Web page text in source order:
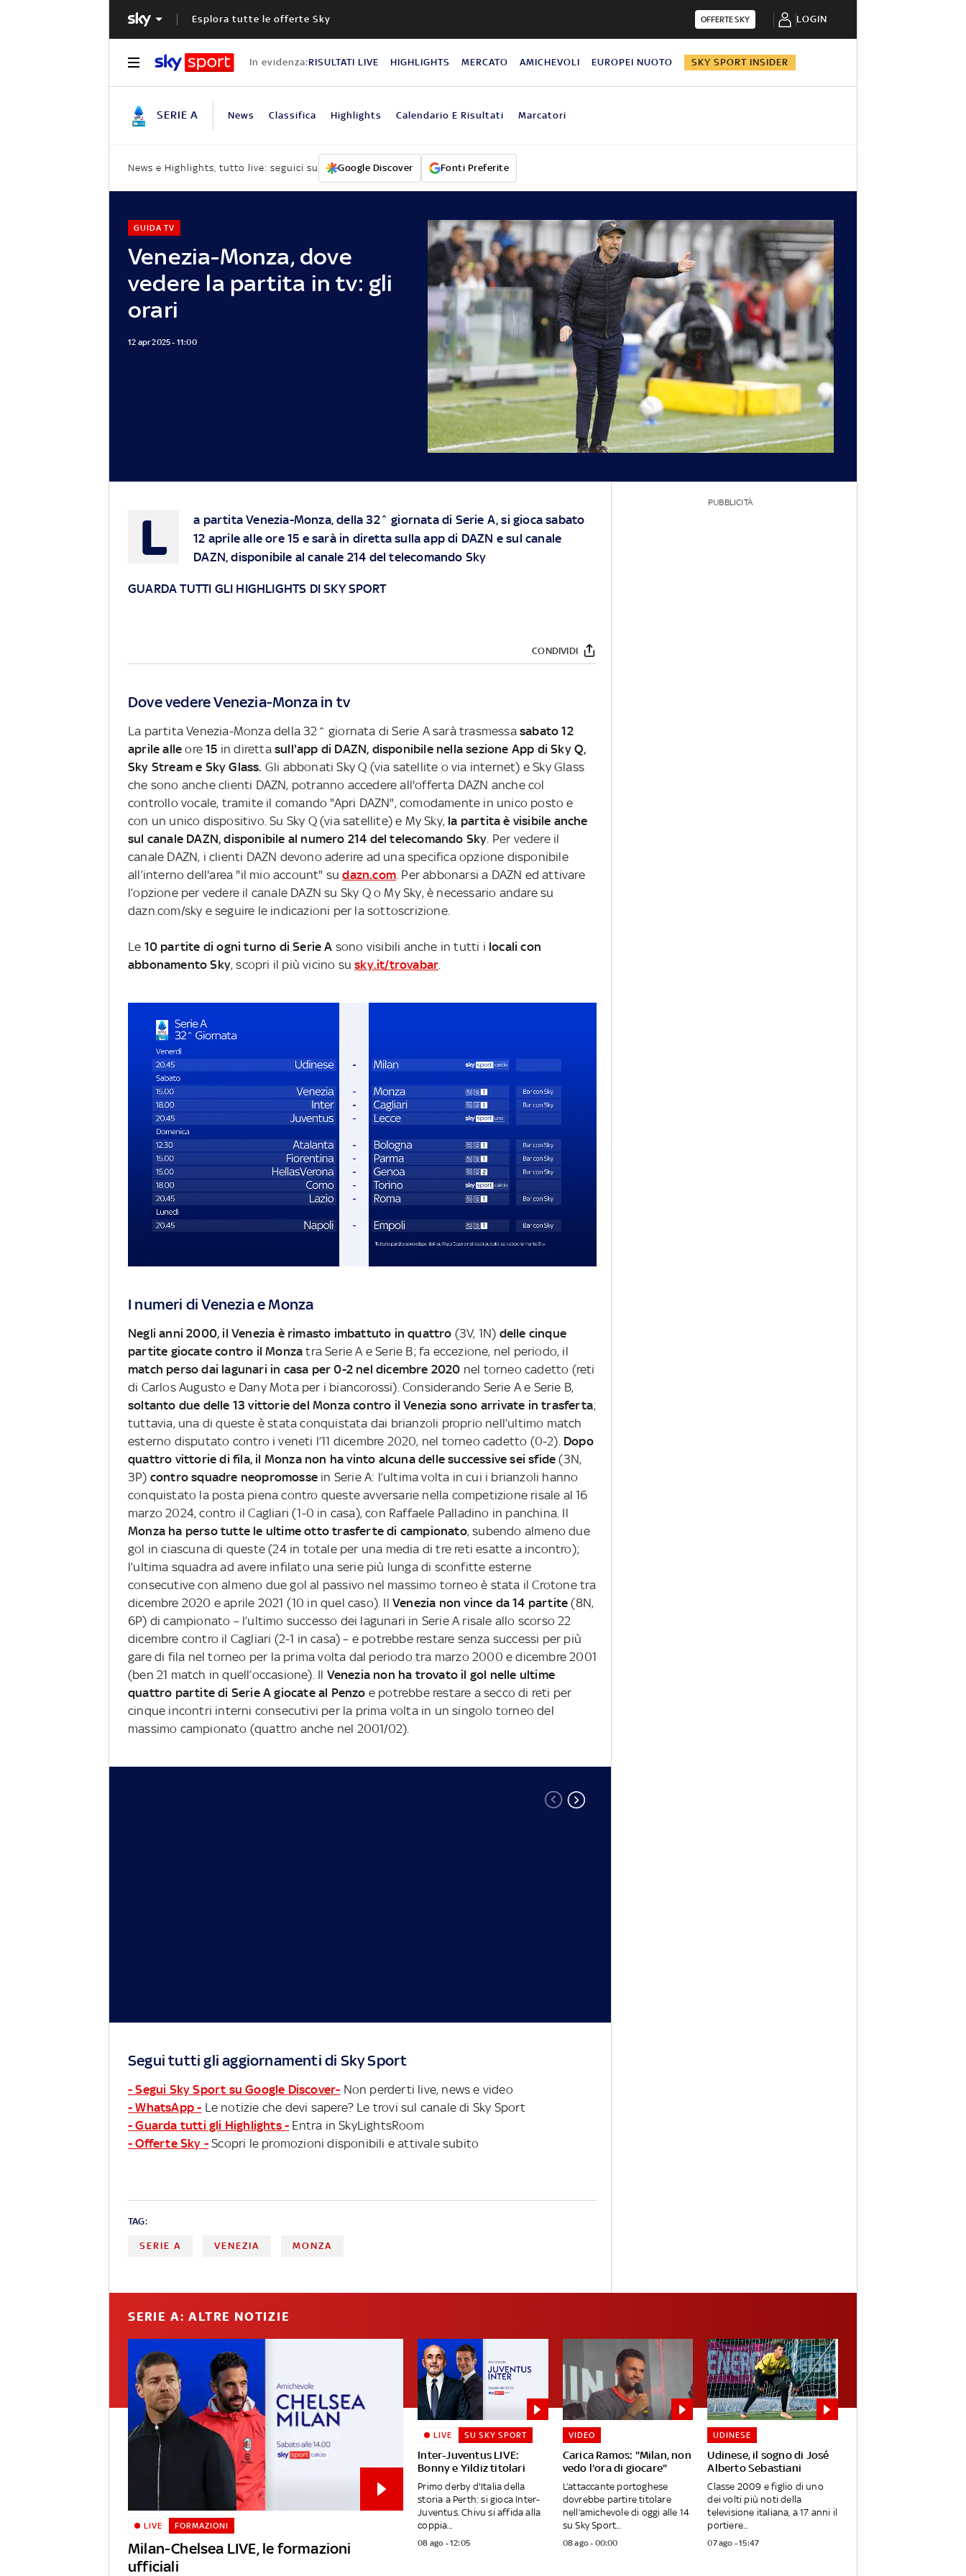
Esplora tutte le offerte Sky OFFERTE SKY LOGIN
In evidenza:RISULTATI LIVE HIGHLIGHTS MERCATO AMICHEVOLI EUROPEI NUOTO SKY SPORT INSIDER
SERIE A News Classifica Highlights Calendario E Risultati Marcatori
News e Highlights, tutto live: seguici su Google Discover Fonti Preferite
Venezia-Monza, dove
vedere la partita in tv: gli
orari
GUIDA TV
12 apr 2025 - 11:00
L
a partita Venezia-Monza, della 32^ giornata di Serie A, si gioca sabato
12 aprile alle ore 15 e sarà in diretta sulla app di DAZN e sul canale
DAZN, disponibile al canale 214 del telecomando Sky
GUARDA TUTTI GLI HIGHLIGHTS DI SKY SPORT
CONDIVIDI
Dove vedere Venezia-Monza in tv
La partita Venezia-Monza della 32^ giornata di Serie A sarà trasmessa sabato 12
aprile alle ore 15 in direttasull'app di DAZN, disponibile nella sezione App di Sky Q,
Sky Stream e Sky Glass. Gli abbonati Sky Q (via satellite o via internet) e Sky Glass
che sono anche clienti DAZN, potranno accedere all'offerta DAZN anche col
controllo vocale, tramite il comando "Apri DAZN", comodamente in unico posto e
con un unico dispositivo. Su Sky Q (via satellite) e My Sky, la partita è visibile anche
sul canale DAZN, disponibile al numero 214 del telecomando Sky. Per vedere il
canale DAZN, i clienti DAZN devono aderire ad una specifica opzione disponibile
all’interno dell'area "il mio account" sudazn.com. Per abbonarsi a DAZN ed attivare
l’opzione per vedere il canale DAZN su Sky Q o My Sky, è necessario andare su
dazn.com/sky e seguire le indicazioni per la sottoscrizione.
Le 10 partite di ogni turno di Serie A sono visibili anche in tutti i locali con
abbonamento Sky, scopri il più vicino susky.it/trovabar.
I numeri di Venezia e Monza
Negli anni 2000, il Venezia è rimasto imbattuto in quattro (3V, 1N) delle cinque
partite giocate contro il Monza tra Serie A e Serie B; fa eccezione, nel periodo, il
match perso dai lagunari in casa per 0-2 nel dicembre 2020 nel torneo cadetto (reti
di Carlos Augusto e Dany Mota per i biancorossi). Considerando Serie A e Serie B,
soltanto due delle 13 vittorie del Monza contro il Venezia sono arrivate in trasferta;
tuttavia, una di queste è stata conquistata dai brianzoli proprio nell’ultimo match
esterno disputato contro i veneti l’11 dicembre 2020, nel torneo cadetto (0-2). Dopo
quattro vittorie di fila, il Monza non ha vinto alcuna delle successive sei sfide (3N,
3P) contro squadre neopromosse in Serie A: l’ultima volta in cui i brianzoli hanno
conquistato la posta piena contro queste avversarie nella competizione risale al 16
marzo 2024, contro il Cagliari (1-0 in casa), con Raffaele Palladino in panchina. Il
Monza ha perso tutte le ultime otto trasferte di campionato, subendo almeno due
gol in ciascuna di queste (24 in totale per una media di tre reti esatte a incontro);
l’ultima squadra ad avere infilato una serie più lunga di sconfitte esterne
consecutive con almeno due gol al passivo nel massimo torneo è stata il Crotone tra
dicembre 2020 e aprile 2021 (10 in quel caso). Il Venezia non vince da 14 partite(8N,
6P) di campionato – l’ultimo successo dei lagunari in Serie A risale allo scorso 22
dicembre contro il Cagliari (2-1 in casa) – e potrebbe restare senza successi per più
gare di fila nel torneo per la prima volta dal periodo tra marzo 2000 e dicembre 2001
(ben 21 match in quell’occasione). Il Venezia non ha trovato il gol nelle ultime
quattro partite di Serie A giocate al Penzo e potrebbe restare a secco di reti per
cinque incontri interni consecutivi per la prima volta in un singolo torneo del
massimo campionato (quattro anche nel 2001/02).
Segui tutti gli aggiornamenti di Sky Sport
- Segui Sky Sport su Google Discover- Non perderti live, news e video
- WhatsApp - Le notizie che devi sapere? Le trovi sul canale di Sky Sport
- Guarda tutti gli Highlights - Entra in SkyLightsRoom
- Offerte Sky - Scopri le promozioni disponibili e attivale subito
TAG:
SERIE A VENEZIA MONZA
PUBBLICITÀ
SERIE A: ALTRE NOTIZIE
Milan-Chelsea LIVE, le formazioni
ufficiali
LIVE FORMAZIONI
Inter-Juventus LIVE:
Bonny e Yildiz titolari
LIVE SU SKY SPORT
Primo derby d'Italia della
storia a Perth: si gioca Inter-
Juventus. Chivu si affida alla
coppia...
08 ago - 12:05
Carica Ramos: "Milan, non
vedo l'ora di giocare"
VIDEO
L’attaccante portoghese
dovrebbe partire titolare
nell’amichevole di oggi alle 14
su Sky Sport...
08 ago - 00:00
Udinese, il sogno di José
Alberto Sebastiani
UDINESE
Classe 2009 e figlio di uno
dei volti più noti della
televisione italiana, a 17 anni il
portiere...
07 ago - 15:47